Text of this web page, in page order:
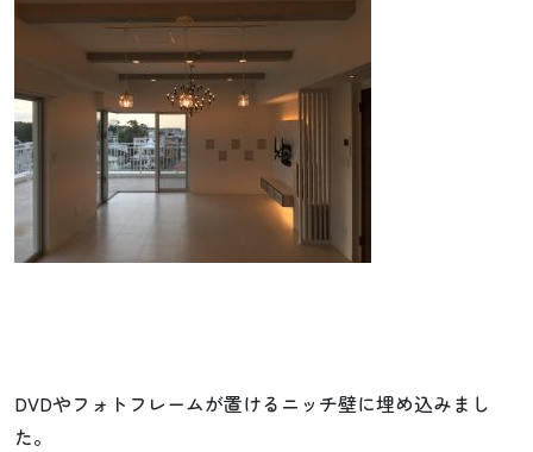
DVDやフォトフレームが置けるニッチ壁に埋め込みまし
た。